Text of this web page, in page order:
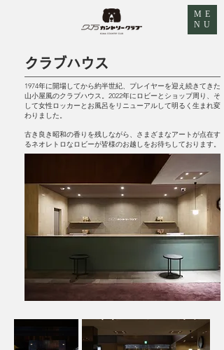
ME
NU
クラブハウス
1974年に開場してから約半世紀、プレイヤーを迎え続きてきた
山小屋風のクラブハウス。2022年にロビーとショップ周り、そ
して女性ロッカーとお風呂をリニューアルして明るく生まれ変
わりました。
​古き良き昭和の香りを残しながら、さまざまなアートが点在す
るネオレトロなロビーが皆様のお越しをお待ちしております。